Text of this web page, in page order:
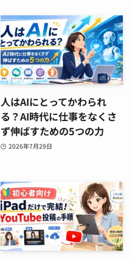
人はAIにとってかわられ
る？AI時代に仕事をなくさ
ず伸ばすための5つの力
2026年7月29日